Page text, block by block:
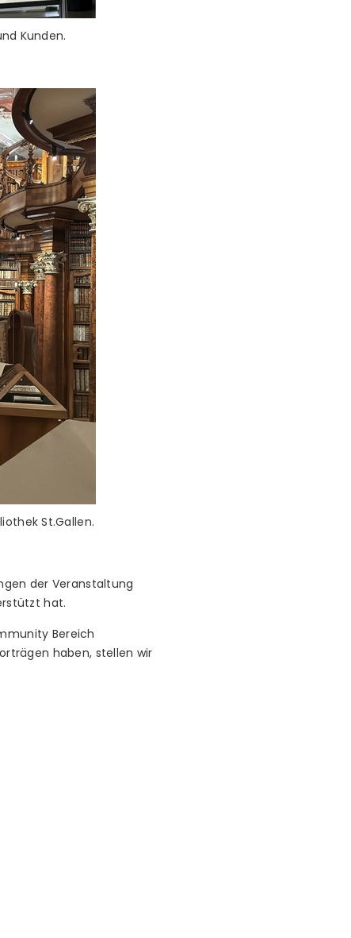
Kunden.
St.Gallen.
der Veranstaltung
hat.
Bereich
haben, stellen wir